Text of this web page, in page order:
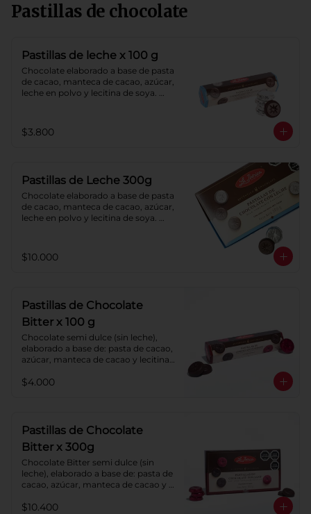
Pastillas de chocolate
Pastillas de leche x 100 g
Chocolate elaborado a base de pasta
de cacao, manteca de cacao, azúcar,
leche en polvo y lecitina de soya.
$3.800
Pastillas de Leche 300g
Chocolate elaborado a base de pasta
de cacao, manteca de cacao, azúcar,
leche en polvo y lecitina de soya.
$10.000
Pastillas de Chocolate
Bitter x 100 g
Chocolate semi dulce (sin leche),
elaborado a base de: pasta de cacao,
azúcar, manteca de cacao y lecitina
$4.000
Pastillas de Chocolate
Bitter x 300g
Chocolate Bitter semi dulce (sin
leche), elaborado a base de: pasta de
cacao, azúcar, manteca de cacao y
cacao: 52%.
$10.400